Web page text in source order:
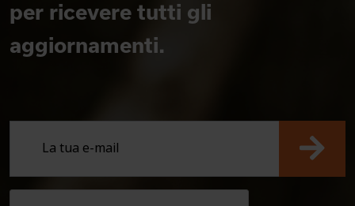
per ricevere tutti gli
aggiornamenti.